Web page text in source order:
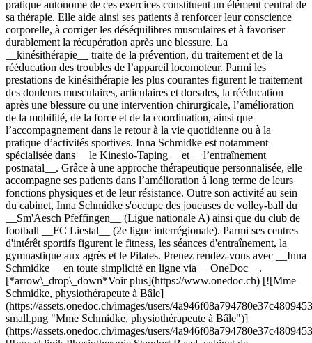
pratique autonome de ces exercices constituent un élément central de
sa thérapie. Elle aide ainsi ses patients à renforcer leur conscience
corporelle, à corriger les déséquilibres musculaires et à favoriser
durablement la récupération après une blessure. La
__kinésithérapie__ traite de la prévention, du traitement et de la
rééducation des troubles de l’appareil locomoteur. Parmi les
prestations de kinésithérapie les plus courantes figurent le traitement
des douleurs musculaires, articulaires et dorsales, la rééducation
après une blessure ou une intervention chirurgicale, l’amélioration
de la mobilité, de la force et de la coordination, ainsi que
l’accompagnement dans le retour à la vie quotidienne ou à la
pratique d’activités sportives. Inna Schmidke est notamment
spécialisée dans __le Kinesio-Taping__ et __l’entraînement
postnatal__. Grâce à une approche thérapeutique personnalisée, elle
accompagne ses patients dans l’amélioration à long terme de leurs
fonctions physiques et de leur résistance. Outre son activité au sein
du cabinet, Inna Schmidke s'occupe des joueuses de volley-ball du
__Sm'Aesch Pfeffingen__ (Ligue nationale A) ainsi que du club de
football __FC Liestal__ (2e ligue interrégionale). Parmi ses centres
d'intérêt sportifs figurent le fitness, les séances d'entraînement, la
gymnastique aux agrès et le Pilates. Prenez rendez-vous avec __Inna
Schmidke__ en toute simplicité en ligne via __OneDoc__.
[*arrow\_drop\_down*Voir plus](https://www.onedoc.ch) [![Mme
Schmidke, physiothérapeute à Bâle]
(https://assets.onedoc.ch/images/users/
small.png "Mme Schmidke, physiothérapeute à Bâle")]
(https://assets.onedoc.ch/images/users/